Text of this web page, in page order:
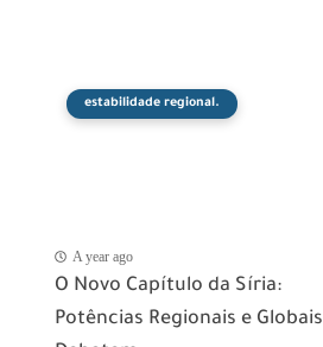
estabilidade regional.
A year ago
​O Novo Capítulo da Síria:
Potências Regionais e Globais